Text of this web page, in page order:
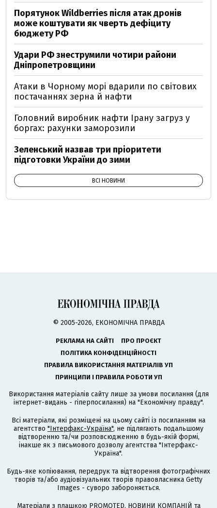
Порятунок Wildberries після атак дронів
може коштувати як чверть дефіциту
бюджету РФ
Удари РФ знеструмили чотири райони
Дніпропетровщини
Атаки в Чорному морі вдарили по світових
постачаннях зерна й нафти
Головний виробник нафти Ірану загруз у
боргах: рахунки заморозили
Зеленський назвав три пріоритети
підготовки України до зими
ВСІ НОВИНИ
© 2005-2026, ЕКОНОМІЧНА ПРАВДА
РЕКЛАМА НА САЙТІ
ПРО ПРОЄКТ
ПОЛІТИКА КОНФІДЕНЦІЙНОСТІ
ПРАВИЛА ВИКОРИСТАННЯ МАТЕРІАЛІВ УП
ПРИНЦИПИ І ПРАВИЛА РОБОТИ УП
Використання матеріалів сайту лише за умови посилання (для
інтернет-видань - гіперпосилання) на "Економічну правду".
Всі матеріали, які розміщені на цьому сайті із посиланням на
агентство "Інтерфакс-Україна", не підлягають подальшому
відтворенню та/чи розповсюдженню в будь-якій формі,
інакше як з письмового дозволу агентства "Інтерфакс-
Україна".
Будь-яке копіювання, передрук та відтворення фотографічних
творів та/або аудіовізуальних творів правовласника Getty
Images - суворо забороняється.
Матеріали з плашкою PROMOTED, НОВИНИ КОМПАНІЙ та